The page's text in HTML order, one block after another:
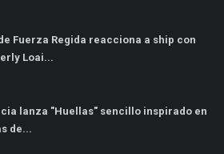
Fuerza Regida reacciona a ship con
Loai...
lanza "Huellas" sencillo inspirado en
de...